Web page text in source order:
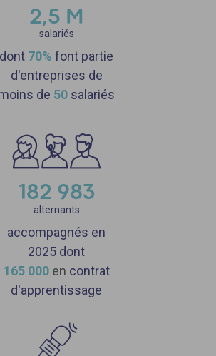
2,5 M
salariés
dont 70% font partie
d'entreprises de
de 50 salariés
182 983
alternants
accompagnés en
2025 dont
165 000 en contrat
d'apprentissage